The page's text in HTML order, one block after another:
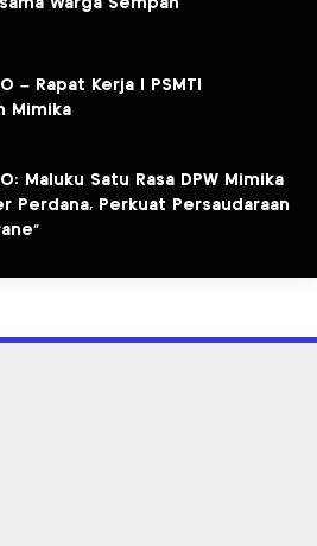
Warga Sempan
– Rapat Kerja I PSMTI
Mimika
Maluku Satu Rasa DPW Mimika
Perdana, Perkuat Persaudaraan